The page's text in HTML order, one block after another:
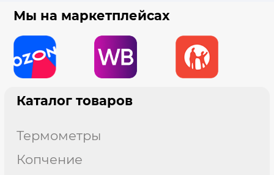
Мы на маркетплейсах
Каталог товаров
термометры
копчение